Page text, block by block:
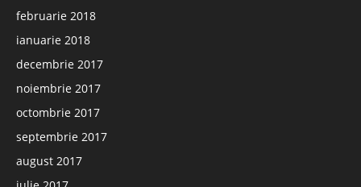
februarie 2018
ianuarie 2018
decembrie 2017
noiembrie 2017
octombrie 2017
septembrie 2017
august 2017